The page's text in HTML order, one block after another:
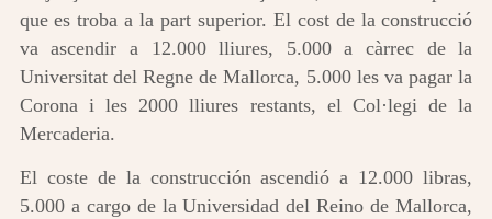
que es troba a la part superior. El cost de la construcció
va ascendir a 12.000 lliures, 5.000 a càrrec de la
Universitat del Regne de Mallorca, 5.000 les va pagar la
Corona i les 2000 lliures restants, el Col·legi de la
Mercaderia.
El coste de la construcción ascendió a 12.000 libras,
5.000 a cargo de la Universidad del Reino de Mallorca,